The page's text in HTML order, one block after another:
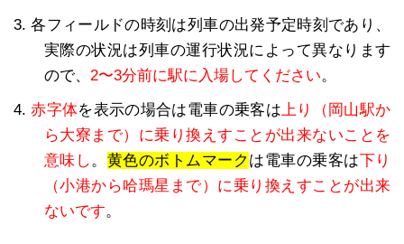
3. 各フィールドの時刻は列車の出発予定時刻であり、
実際の状況は列車の運行状況によって異なります
ので、 2〜3分前に駅に入場してください。
4.赤字体を表示の場合は電車の乗客は上り（岡山駅か
ら大寮まで）に乗り換えすことが出来ないことを
意味し。 黄色のボトムマーク は電車の乗客は下り
（小港から哈瑪星まで）に乗り換えすことが出来
ないです。